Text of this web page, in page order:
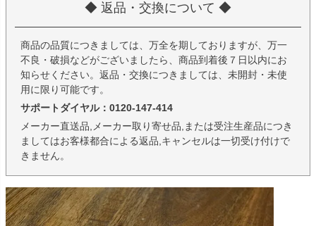
◆ 返品・交換について ◆
商品の品質につきましては、万全を期しておりますが、万一
不良・破損などがございましたら、商品到着後７日以内にお
知らせください。返品・交換につきましては、未開封・未使
用に限り可能です。
サポートダイヤル：0120-147-414
メーカー直送品,メーカー取り寄せ品,または受注生産品につき
ましてはお客様都合による返品,キャンセルは一切受け付けで
きません。